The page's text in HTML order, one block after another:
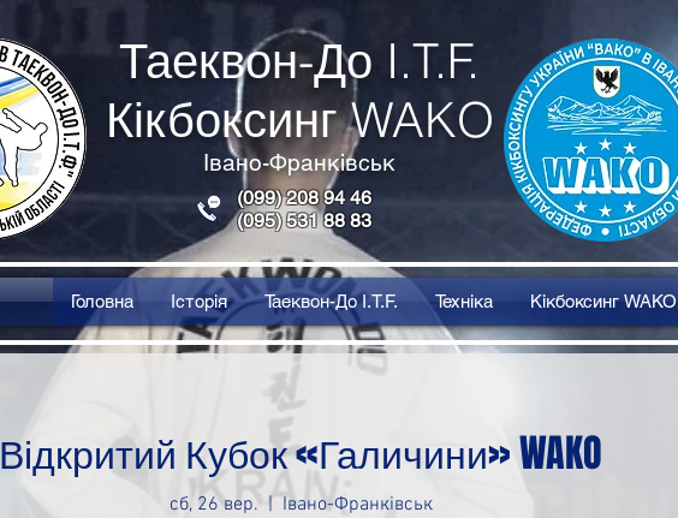
Таеквон-До I.T.F.
Кікбоксинг WAKO
Івано-Франківськ
(099) 208 94 46
(095) 531 88 83
Головна Історія Таеквон-До I.T.F. Техніка Кікбоксинг WAKO
Відкритий Кубок «Галичини» WAKO
сб, 26 вер.
  |
Івано-Франківськ